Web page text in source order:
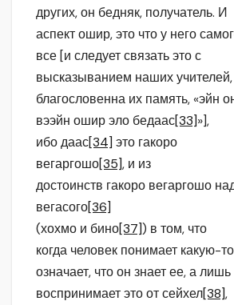
других, он бедняк, получатель. И
аспект ошир, это что у него
все [и следует связать это с
высказыванием наших учителей,
благословенна их память, «эйн
вээйн ошир эло бедаас[33]»],
ибо даас[34] это гакоро
вегаргошо[35], и из
достоинств гакоро вегаргошо
вегасого[36]
(хохмо и бино[37]) в том, что
когда человек понимает какую-
означает, что он знает ее, а лишь
воспринимает это от сейхел[38],